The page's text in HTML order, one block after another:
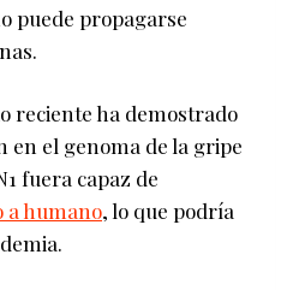
puede propagarse
reciente ha demostrado
en el genoma de la gripe
fuera capaz de
a humano, lo que podría